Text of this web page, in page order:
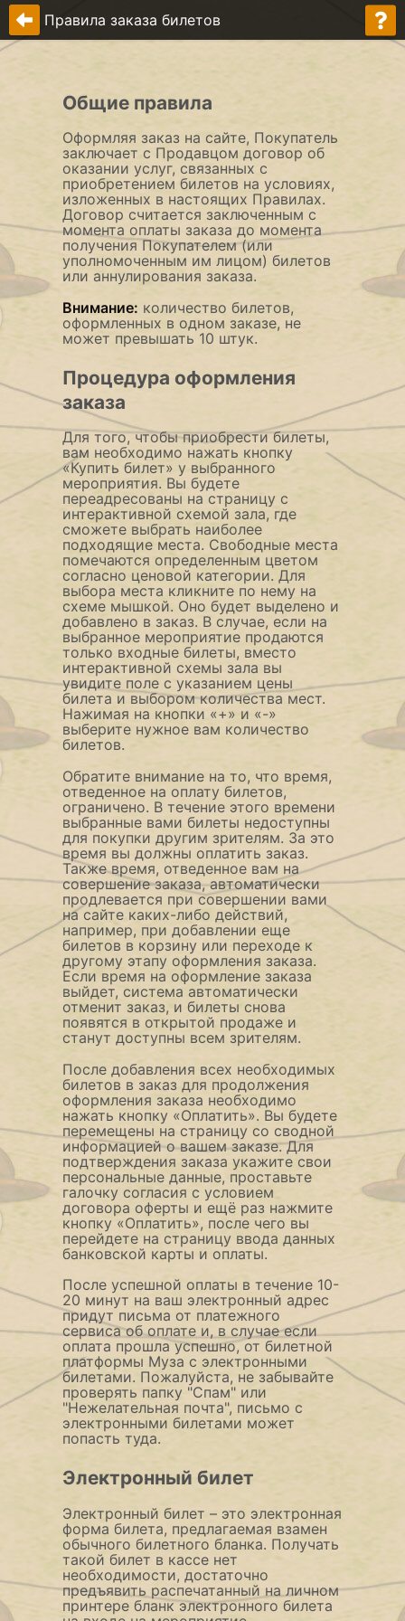
Правила заказа билетов
Общие правила
Оформляя заказ на сайте, Покупатель
заключает c Продавцом договор об
оказании услуг, связанных с
приобретением билетов на условиях,
изложенных в настоящих Правилах.
Договор считается заключенным с
момента оплаты заказа до момента
получения Покупателем (или
уполномоченным им лицом) билетов
или аннулирования заказа.
Внимание: количество билетов,
оформленных в одном заказе, не
может превышать 10 штук.
Процедура оформления
заказа
Для того, чтобы приобрести билеты,
вам необходимо нажать кнопку
«Купить билет» у выбранного
мероприятия. Вы будете
переадресованы на страницу с
интерактивной схемой зала, где
сможете выбрать наиболее
подходящие места. Свободные места
помечаются определенным цветом
согласно ценовой категории. Для
выбора места кликните по нему на
схеме мышкой. Оно будет выделено и
добавлено в заказ. В случае, если на
выбранное мероприятие продаются
только входные билеты, вместо
интерактивной схемы зала вы
увидите поле с указанием цены
билета и выбором количества мест.
Нажимая на кнопки «+» и «-»
выберите нужное вам количество
билетов.
Обратите внимание на то, что время,
отведенное на оплату билетов,
ограничено. В течение этого времени
выбранные вами билеты недоступны
для покупки другим зрителям. За это
время вы должны оплатить заказ.
Также время, отведенное вам на
совершение заказа, автоматически
продлевается при совершении вами
на сайте каких-либо действий,
например, при добавлении еще
билетов в корзину или переходе к
другому этапу оформления заказа.
Если время на оформление заказа
выйдет, система автоматически
отменит заказ, и билеты снова
появятся в открытой продаже и
станут доступны всем зрителям.
После добавления всех необходимых
билетов в заказ для продолжения
оформления заказа необходимо
нажать кнопку «Оплатить». Вы будете
перемещены на страницу со сводной
информацией о вашем заказе. Для
подтверждения заказа укажите свои
персональные данные, проставьте
галочку согласия с условием
договора оферты и ещё раз нажмите
кнопку «Оплатить», после чего вы
перейдете на страницу ввода данных
банковской карты и оплаты.
После успешной оплаты в течение 10-
20 минут на ваш электронный адрес
придут письма от платежного
сервиса об оплате и, в случае если
оплата прошла успешно, от билетной
платформы Муза с электронными
билетами. Пожалуйста, не забывайте
проверять папку "Спам" или
"Нежелательная почта", письмо с
электронными билетами может
попасть туда.
Электронный билет
Электронный билет – это электронная
форма билета, предлагаемая взамен
обычного билетного бланка. Получать
такой билет в кассе нет
необходимости, достаточно
предъявить распечатанный на личном
принтере бланк электронного билета